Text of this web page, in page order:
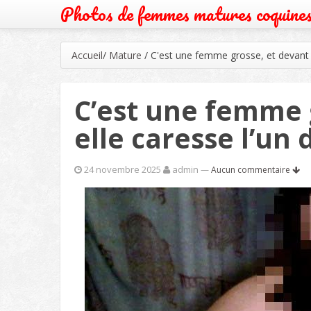
Photos de femmes matures
Accueil/ Mature / C'est une femme grosse, et
C’est une
elle caresse l’un
24 novembre 2025 admin —Aucun commentaire